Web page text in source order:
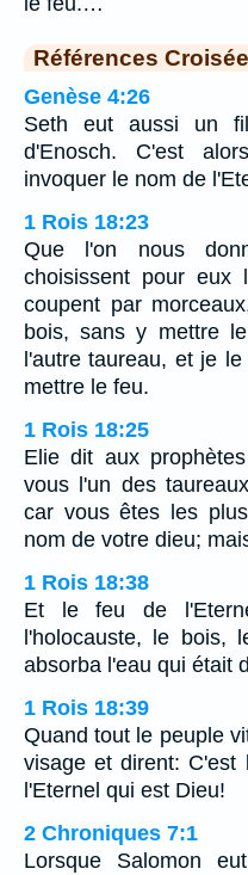
Références
Genèse 4:26
Seth eut aussi un
d'Enosch. C'est
invoquer le nom de
1 Rois 18:23
Que l'on nous
choisissent pour eux
coupent par
bois, sans y mettre
l'autre taureau, et je
mettre le feu.
1 Rois 18:25
Elie dit aux
vous l'un des
car vous êtes les
nom de votre dieu;
1 Rois 18:38
Et le feu de
l'holocauste, le bois,
absorba l'eau qui était
1 Rois 18:39
Quand tout le peuple
visage et dirent: C'est
l'Eternel qui est Dieu!
2 Chroniques 7:1
Lorsque Salomon